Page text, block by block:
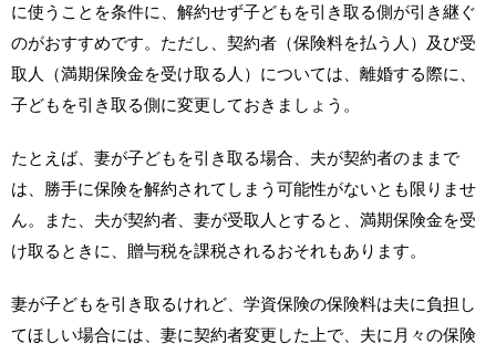
に使うことを条件に、解約せず子どもを引き取る側が引き継ぐ
のがおすすめです。ただし、契約者（保険料を払う人）及び受
取人（満期保険金を受け取る人）については、離婚する際に、
子どもを引き取る側に変更しておきましょう。
たとえば、妻が子どもを引き取る場合、夫が契約者のままで
は、勝手に保険を解約されてしまう可能性がないとも限りませ
ん。また、夫が契約者、妻が受取人とすると、満期保険金を受
け取るときに、贈与税を課税されるおそれもあります。
妻が子どもを引き取るけれど、学資保険の保険料は夫に負担し
てほしい場合には、妻に契約者変更した上で、夫に月々の保険